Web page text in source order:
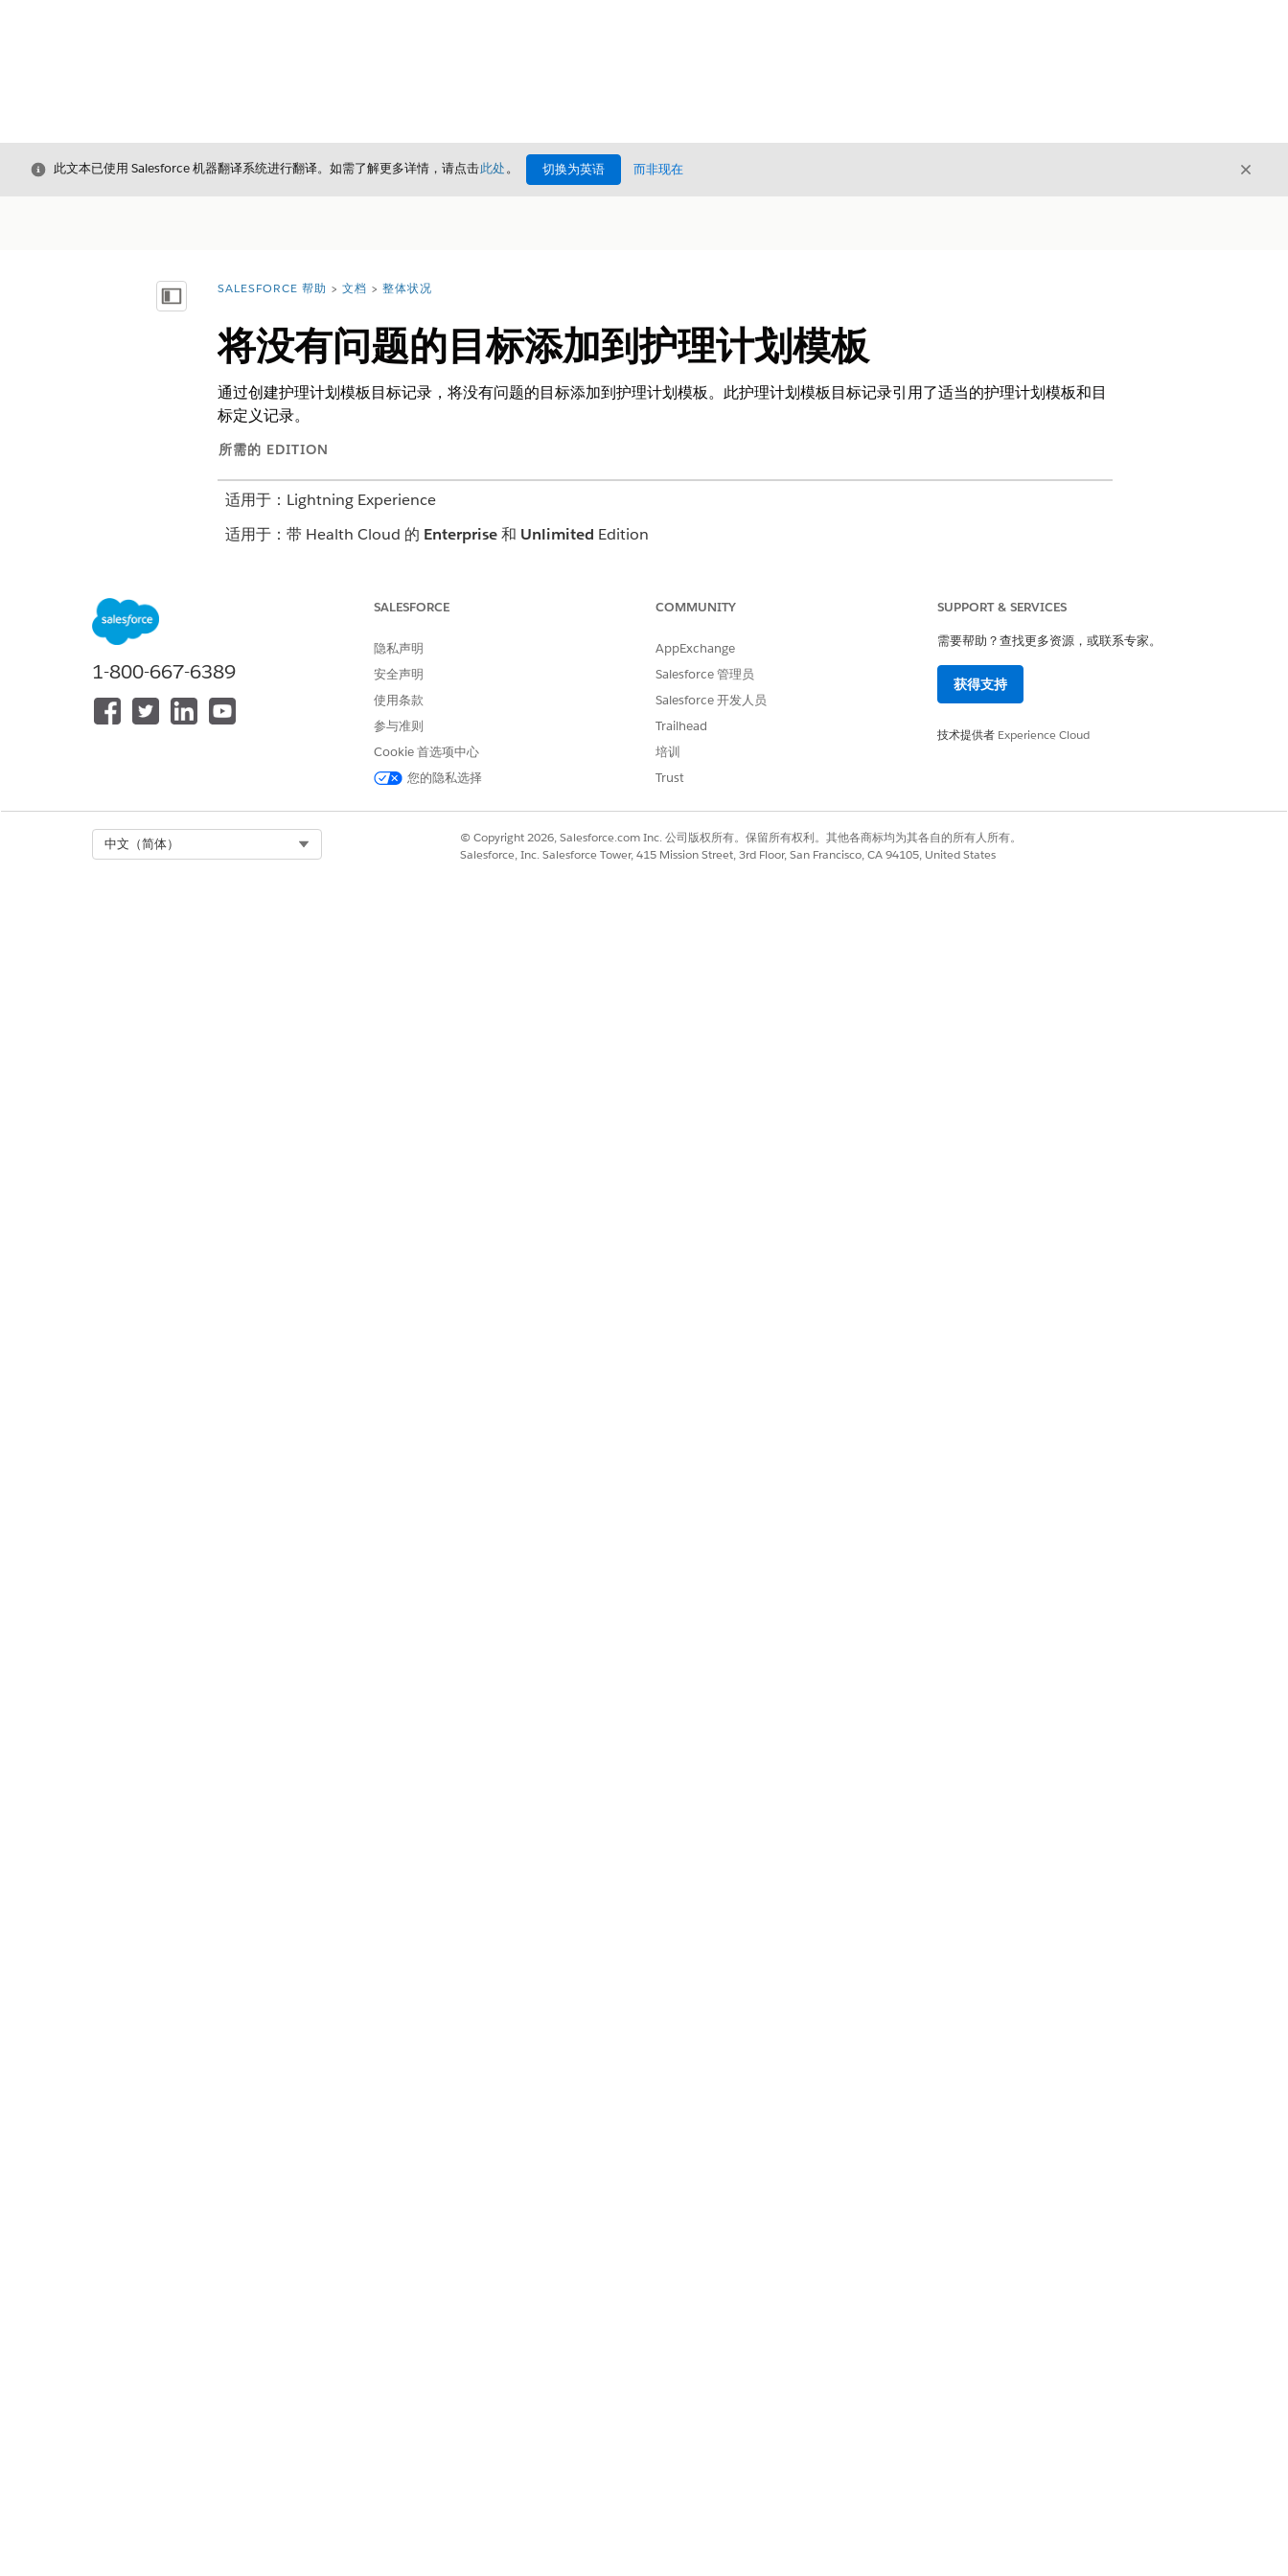
关闭
此文本已使用 Salesforce 机器翻译系统进行翻译。如需了解更多详情，请点击此处。 切换为英语 而非现在 关闭
显示目录 您在此处：
SALESFORCE 帮助 文档 整体状况
将没有问题的目标添加到护理计划模板
通过创建护理计划模板目标记录，将没有问题的目标添加到护理计划模板。此护理计划模板目标记录引用了适当的护理计划模板和目
标定义记录。
所需的 EDITION
适用于：Lightning Experience
适用于：带 Health Cloud 的 Enterprise和 Unlimited Edition
为护理计划模板目标创建访问权限
对护理计划模板目标的编辑访问权限
从应用程序启动程序中，查找并选择
字段中，选择要添加目标的护理计划模板。
字段中，从 PGI 库中选择目标定义。
中或低。
1-800-667-6389
SALESFORCE
隐私声明
安全声明
使用条款
参与准则
Cookie 首选项中心
您的隐私选择
COMMUNITY
AppExchange
Salesforce 管理员
Salesforce 开发人员
Trailhead
培训
Trust
SUPPORT & SERVICES
需要帮助？查找更多资源，或联系专家。
获得支持
技术提供者 Experience Cloud
中文（简体）
© Copyright 2026, Salesforce.com Inc. 公司版权所有。保留所有权利。其他各商标均为其各自的所有人所有。
Salesforce, Inc. Salesforce Tower, 415 Mission Street, 3rd Floor, San Francisco, CA 94105, United States